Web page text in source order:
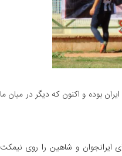
بوده و اکنون که دیگر در میان ما
ایرانجوان و شاهین را روی نیمکت